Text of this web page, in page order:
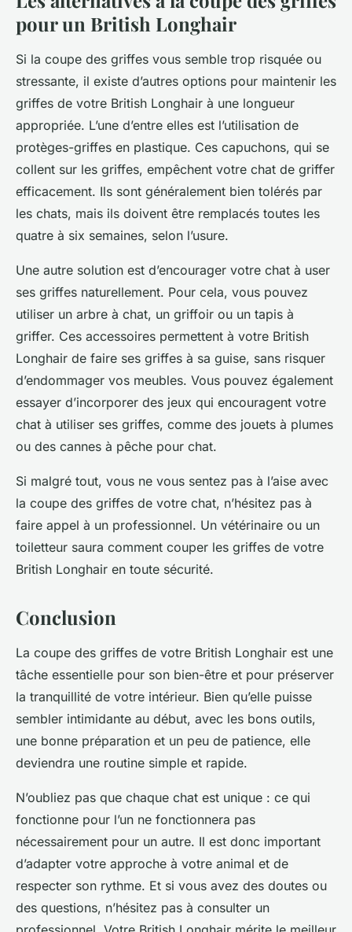
pour un British Longhair
Si la coupe des griffes vous semble trop risquée ou
stressante, il existe d’autres options pour maintenir les
griffes de votre British Longhair à une longueur
appropriée. L’une d’entre elles est l’utilisation de
protèges-griffes en plastique. Ces capuchons, qui se
collent sur les griffes, empêchent votre chat de griffer
efficacement. Ils sont généralement bien tolérés par
les chats, mais ils doivent être remplacés toutes les
quatre à six semaines, selon l’usure.
Une autre solution est d’encourager votre chat à user
ses griffes naturellement. Pour cela, vous pouvez
utiliser un arbre à chat, un griffoir ou un tapis à
griffer. Ces accessoires permettent à votre British
Longhair de faire ses griffes à sa guise, sans risquer
d’endommager vos meubles. Vous pouvez également
essayer d’incorporer des jeux qui encouragent votre
chat à utiliser ses griffes, comme des jouets à plumes
ou des cannes à pêche pour chat.
Si malgré tout, vous ne vous sentez pas à l’aise avec
la coupe des griffes de votre chat, n’hésitez pas à
faire appel à un professionnel. Un vétérinaire ou un
toiletteur saura comment couper les griffes de votre
British Longhair en toute sécurité.
Conclusion
La coupe des griffes de votre British Longhair est une
tâche essentielle pour son bien-être et pour préserver
la tranquillité de votre intérieur. Bien qu’elle puisse
sembler intimidante au début, avec les bons outils,
une bonne préparation et un peu de patience, elle
deviendra une routine simple et rapide.
N’oubliez pas que chaque chat est unique : ce qui
fonctionne pour l’un ne fonctionnera pas
nécessairement pour un autre. Il est donc important
d’adapter votre approche à votre animal et de
respecter son rythme. Et si vous avez des doutes ou
des questions, n’hésitez pas à consulter un